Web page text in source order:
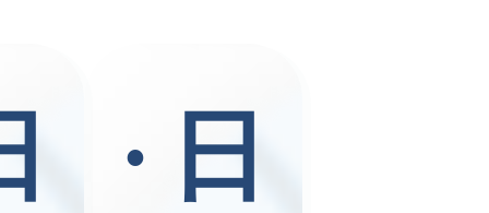
· 日